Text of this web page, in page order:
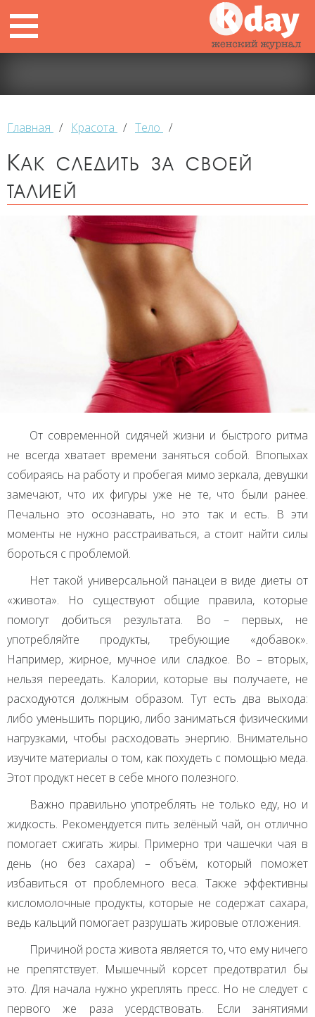
Главная / Красота / Тело /
Как следить за своей
талией
От современной сидячей жизни и быстрого ритма
не всегда хватает времени заняться собой. Впопыхах
собираясь на работу и пробегая мимо зеркала, девушки
замечают, что их фигуры уже не те, что были ранее.
Печально это осознавать, но это так и есть. В эти
моменты не нужно расстраиваться, а стоит найти силы
бороться с проблемой.
Нет такой универсальной панацеи в виде диеты от
«живота». Но существуют общие правила, которые
помогут добиться результата. Во – первых, не
употребляйте продукты, требующие «добавок».
Например, жирное, мучное или сладкое. Во – вторых,
нельзя переедать. Калории, которые вы получаете, не
расходуются должным образом. Тут есть два выхода:
либо уменьшить порцию, либо заниматься физическими
нагрузками, чтобы расходовать энергию. Внимательно
изучите материалы о том, как похудеть с помощью меда.
Этот продукт несет в себе много полезного.
Важно правильно употреблять не только еду, но и
жидкость. Рекомендуется пить зелёный чай, он отлично
помогает сжигать жиры. Примерно три чашечки чая в
день (но без сахара) – объём, который поможет
избавиться от проблемного веса. Также эффективны
кисломолочные продукты, которые не содержат сахара,
ведь кальций помогает разрушать жировые отложения.
Причиной роста живота является то, что ему ничего
не препятствует. Мышечный корсет предотвратил бы
это. Для начала нужно укреплять пресс. Но не следует с
первого же раза усердствовать. Если занятиями